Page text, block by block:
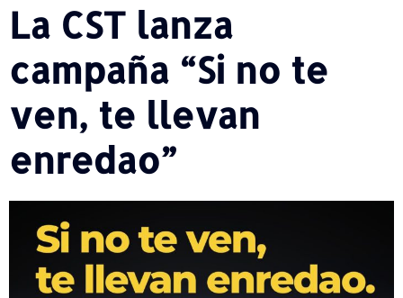
La CST lanza
campaña “Si no te
ven, te llevan
enredao”